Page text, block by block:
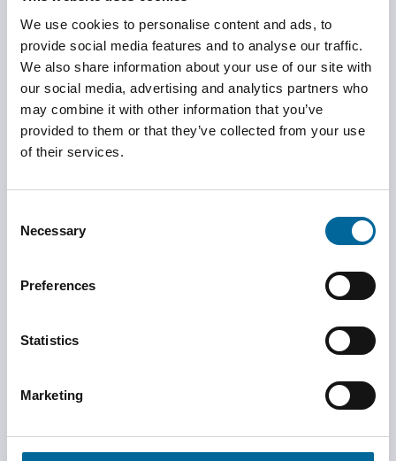
We use cookies to personalise content and ads, to
provide social media features and to analyse our traffic.
We also share information about your use of our site with
our social media, advertising and analytics partners who
may combine it with other information that you’ve
provided to them or that they’ve collected from your use
of their services.
Selection
Necessary
Preferences
Statistics
Marketing
100 %
energieautark mit
erneuerbaren
Energien
Wir bei Amokabel setzen uns für verantwortungsvolles
bewusst sind, wie unser Unternehmen Gesellschaft und
nachhaltiger Entwicklung – dem Ausgleich wirtschaftlicher